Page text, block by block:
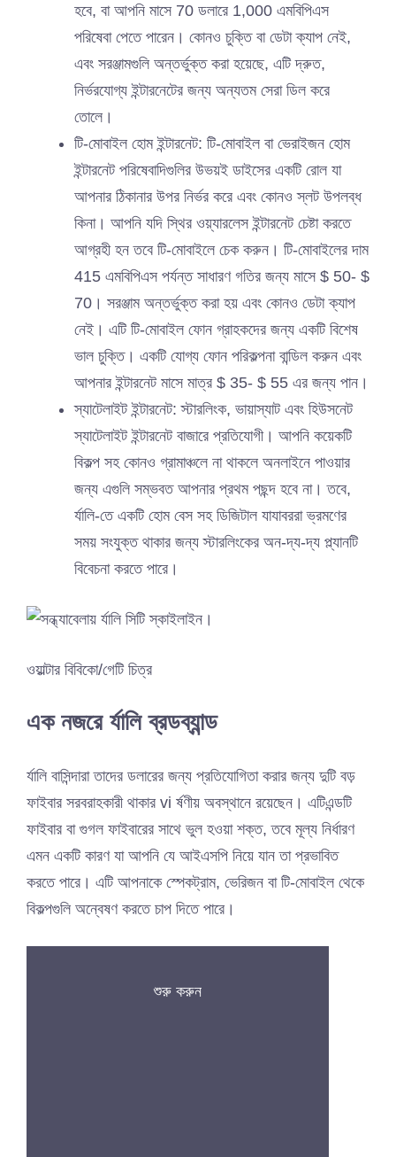
হবে, বা আপনি মাসে 70 ডলারে 1,000 এমবিপিএস
পরিষেবা পেতে পারেন। কোনও চুক্তি বা ডেটা ক্যাপ নেই,
এবং সরঞ্জামগুলি অন্তর্ভুক্ত করা হয়েছে, এটি দ্রুত,
নির্ভরযোগ্য ইন্টারনেটের জন্য অন্যতম সেরা ডিল করে
তোলে।
টি-মোবাইল হোম ইন্টারনেট: টি-মোবাইল বা ভেরাইজন হোম
ইন্টারনেট পরিষেবাদিগুলির উভয়ই ডাইসের একটি রোল যা
আপনার ঠিকানার উপর নির্ভর করে এবং কোনও স্লট উপলব্ধ
কিনা। আপনি যদি স্থির ওয়্যারলেস ইন্টারনেট চেষ্টা করতে
আগ্রহী হন তবে টি-মোবাইলে চেক করুন। টি-মোবাইলের দাম
415 এমবিপিএস পর্যন্ত সাধারণ গতির জন্য মাসে $ 50- $
70। সরঞ্জাম অন্তর্ভুক্ত করা হয় এবং কোনও ডেটা ক্যাপ
নেই। এটি টি-মোবাইল ফোন গ্রাহকদের জন্য একটি বিশেষ
ভাল চুক্তি। একটি যোগ্য ফোন পরিকল্পনা বান্ডিল করুন এবং
আপনার ইন্টারনেট মাসে মাত্র $ 35- $ 55 এর জন্য পান।
স্যাটেলাইট ইন্টারনেট: স্টারলিংক, ভায়াস্যাট এবং হিউসনেট
স্যাটেলাইট ইন্টারনেট বাজারে প্রতিযোগী। আপনি কয়েকটি
বিকল্প সহ কোনও গ্রামাঞ্চলে না থাকলে অনলাইনে পাওয়ার
জন্য এগুলি সম্ভবত আপনার প্রথম পছন্দ হবে না। তবে,
র্যালি-তে একটি হোম বেস সহ ডিজিটাল যাযাবররা ভ্রমণের
সময় সংযুক্ত থাকার জন্য স্টারলিংকের অন-দ্য-দ্য প্ল্যানটি
বিবেচনা করতে পারে।
ওয়াল্টার বিবিকো/গেটি চিত্র
এক নজরে র্যালি ব্রডব্যান্ড
র্যালি বাসিন্দারা তাদের ডলারের জন্য প্রতিযোগিতা করার জন্য দুটি বড়
ফাইবার সরবরাহকারী থাকার vi র্ষণীয় অবস্থানে রয়েছেন। এটিএন্ডটি
ফাইবার বা গুগল ফাইবারের সাথে ভুল হওয়া শক্ত, তবে মূল্য নির্ধারণ
এমন একটি কারণ যা আপনি যে আইএসপি নিয়ে যান তা প্রভাবিত
করতে পারে। এটি আপনাকে স্পেকট্রাম, ভেরিজন বা টি-মোবাইল থেকে
বিকল্পগুলি অন্বেষণ করতে চাপ দিতে পারে।
শুরু করুন